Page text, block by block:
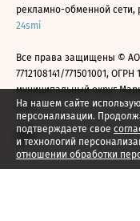
На нашем сайте
персонализации.
подтверждаете свое
и технологий
отношении обработки
рекламно-обменной
24smi
Все права защищены ©
7712108141/771501001, ОГРН
муниципальный округ
2026